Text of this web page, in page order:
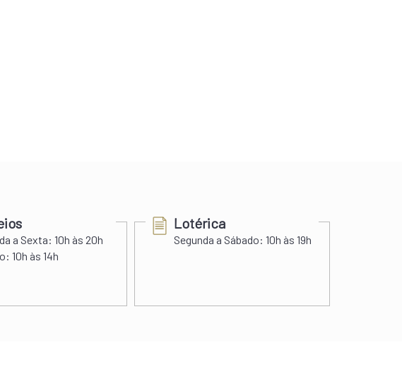
a Sexta: 10h às 20h
10h às 14h
Lotérica
Segunda a Sábado: 10h às 19h